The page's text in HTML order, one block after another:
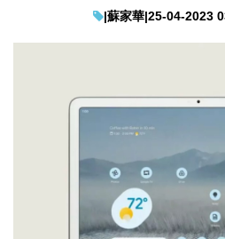
|蘇家華|25-04-2023